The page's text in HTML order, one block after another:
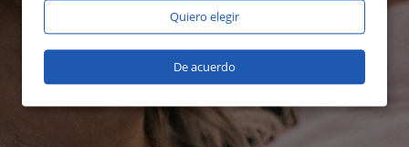
Quiero elegir
De acuerdo